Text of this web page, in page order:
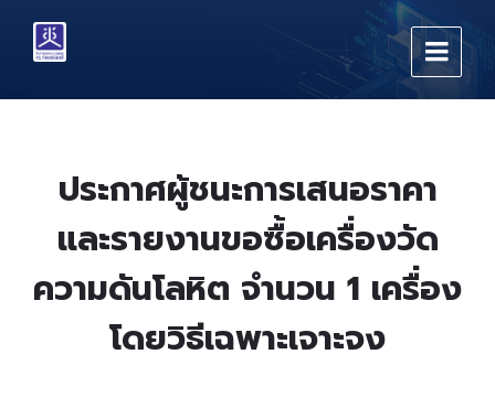
content
main
footer
ประกาศผู้ชนะการเสนอราคา
และรายงานขอซื้อเครื่องวัด
ความดันโลหิต จำนวน 1 เครื่อง
โดยวิธีเฉพาะเจาะจง